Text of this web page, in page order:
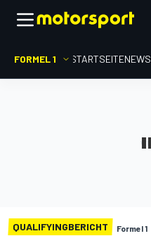
FORMEL 1 STARTSEITENEWS
QUALIFYINGBERICHT Formel 1